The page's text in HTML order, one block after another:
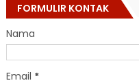
FORMULIR KONTAK
Nama
Email *